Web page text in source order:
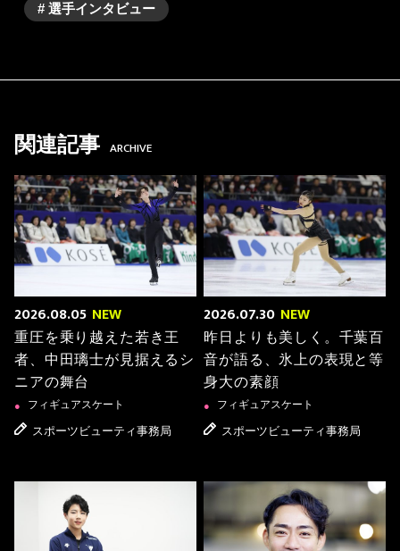
# 選手インタビュー
関連記事 ARCHIVE
2026.08.05 NEW
重圧を乗り越えた若き王
者、中田璃士が見据えるシ
ニアの舞台
● フィギュアスケート
スポーツビューティ事務局
2026.07.30 NEW
昨日よりも美しく。千葉百
音が語る、氷上の表現と等
身大の素顔
● フィギュアスケート
スポーツビューティ事務局